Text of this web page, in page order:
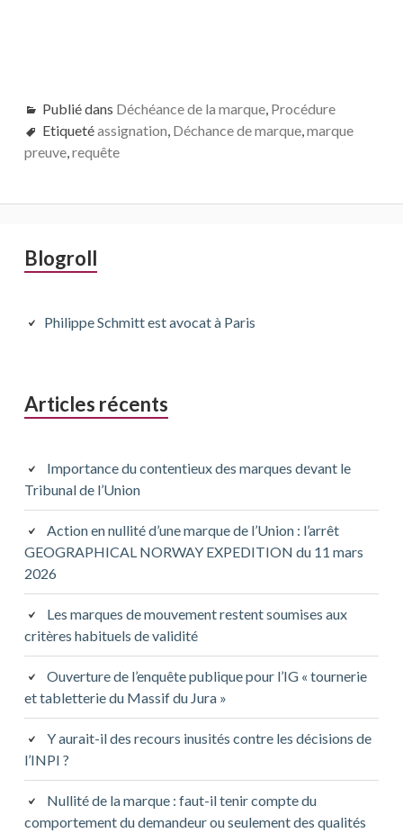
Publié dans Déchéance de la marque, Procédure
Etiquetéassignation, Déchance de marque,marque
preuve,requête
Barre
principale
Blogroll
Philippe Schmitt est avocat à Paris
Articles récents
Importance du contentieux des marques devant le
Tribunal de l’Union
Action en nullité d’une marque de l’Union : l’arrêt
GEOGRAPHICAL NORWAY EXPEDITION du 11 mars
2026
Les marques de mouvement restent soumises aux
critères habituels de validité
Ouverture de l’enquête publique pour l’IG « tournerie
et tabletterie du Massif du Jura »
Y aurait-il des recours inusités contre les décisions de
l’INPI ?
Nullité de la marque : faut-il tenir compte du
comportement du demandeur ou seulement des qualités